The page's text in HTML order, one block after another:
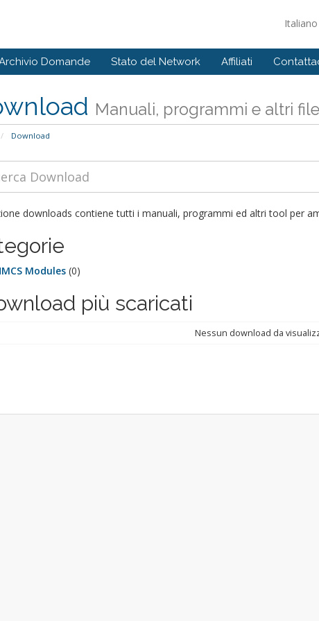
Domande Stato del Network Affiliati
Manuali, programmi e altri file
Download
downloads contiene tutti i manuali, programmi ed altri tool per
Modules (0)
più scaricati
Nessun download da